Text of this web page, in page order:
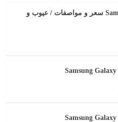
Samsung Galaxy S25 FE سعر و مواصفات / عيوب و